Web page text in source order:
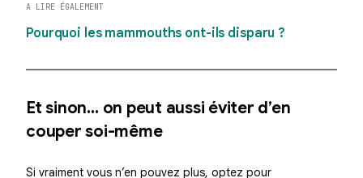
A LIRE ÉGALEMENT
Pourquoi les mammouths ont-ils disparu ?
Et sinon… on peut aussi éviter d’en
couper soi-même
Si vraiment vous n’en pouvez plus, optez pour